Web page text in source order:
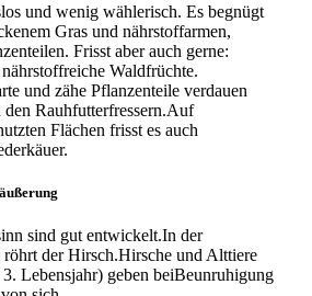
und wenig wählerisch. Es begnügt
Gras und nährstoffarmen,
Frisst aber auch gerne:
Waldfrüchte.
und zähe Pflanzenteile verdauen
den Rauhfutterfressern.Auf
Flächen frisst es auch
sind gut entwickelt.In der
der Hirsch.Hirsche und Alttiere
Lebensjahr) geben beiBeunruhigung